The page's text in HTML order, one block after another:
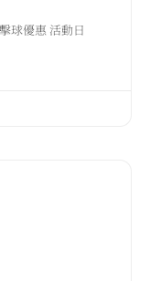
球優惠 活動日